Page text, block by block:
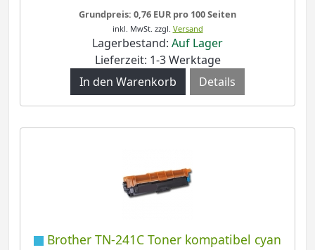
Grundpreis: 0,76 EUR pro 100 Seiten
inkl. MwSt. zzgl. Versand
Lagerbestand: Auf Lager
Lieferzeit: 1-3 Werktage
Details
Brother TN-241C Toner kompatibel cyan